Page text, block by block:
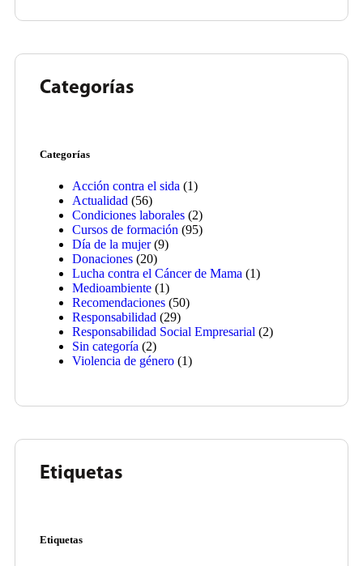
Categorías
Categorías
Acción contra el sida (1)
Actualidad (56)
Condiciones laborales (2)
Cursos de formación (95)
Día de la mujer(9)
Donaciones (20)
Lucha contra el Cáncer de Mama (1)
Medioambiente (1)
Recomendaciones (50)
Responsabilidad (29)
Responsabilidad Social Empresarial (2)
Sin categoría (2)
Violencia de género (1)
Etiquetas
Etiquetas